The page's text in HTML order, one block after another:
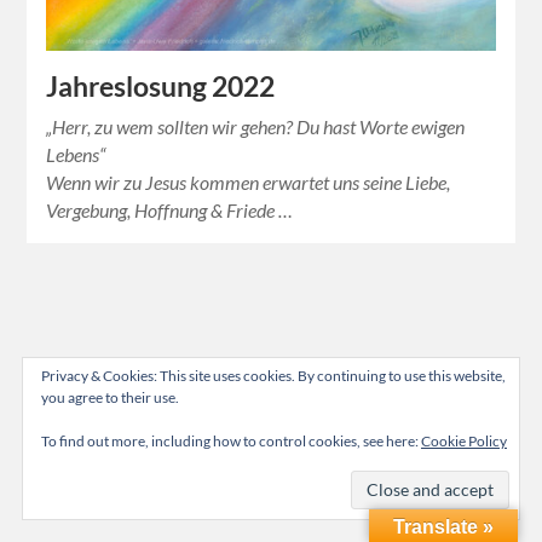
Jahreslosung 2022
„Herr, zu wem sollten wir gehen? Du hast Worte ewigen
Lebens“
Wenn wir zu Jesus kommen erwartet uns seine Liebe,
Vergebung, Hoffnung & Friede …
Translate »
Privacy & Cookies: This site uses cookies. By continuing to use this website,
you agree to their use.
To find out more, including how to control cookies, see here:Cookie Policy